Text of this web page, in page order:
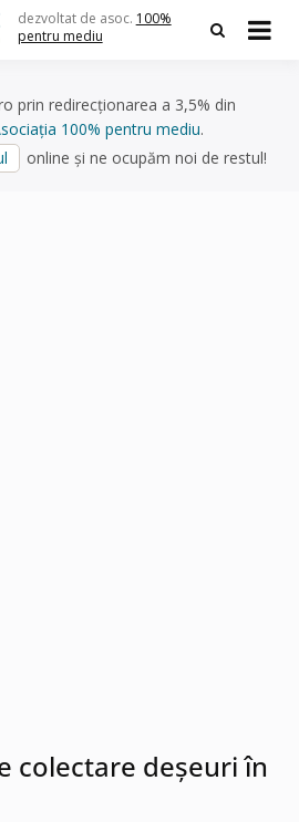
dezvoltat de asoc. 100%
pentru mediu
prin redirecționarea a 3,5% din
100% pentru mediu.
online și ne ocupăm noi de restul!
colectare deșeuri în